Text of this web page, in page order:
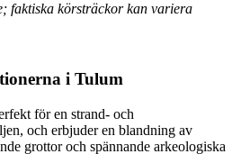
faktiska körsträckor kan variera
i Tulum
för en strand- och
och erbjuder en blandning av
grottor och spännande arkeologiska